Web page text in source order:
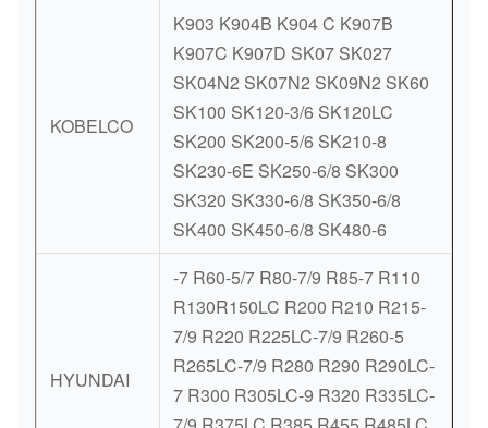
KOBELCO
K903 K904B K904 C K907B
K907C K907D SK07 SK027
SK04N2 SK07N2 SK09N2 SK60
SK100 SK120-3/6 SK120LC
SK200 SK200-5/6 SK210-8
SK230-6E SK250-6/8 SK300
SK320 SK330-6/8 SK350-6/8
SK400 SK450-6/8 SK480-6
HYUNDAI
-7 R60-5/7 R80-7/9 R85-7 R110
R130R150LC R200 R210 R215-
7/9 R220 R225LC-7/9 R260-5
R265LC-7/9 R280 R290 R290LC-
7 R300 R305LC-9 R320 R335LC-